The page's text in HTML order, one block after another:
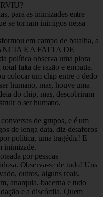
para as inimizades entre
se tornam inimigos nessa
em campo de batalha, a
E A FALTA DE
política observa uma piora
falta de razão e empatia.
colocar um chip entre o dedo
humano, mas, houve uma
do chip, mas, descobriram
o ser humano,
de grupos, e é um
de longa data, diz desaforos
política, uma tragédia! E
inimizade.
por pessoas
Observa-se de tudo! Uns
outros, alguns reais.
anarquia, baderna e tudo
e a discórdia. Quem